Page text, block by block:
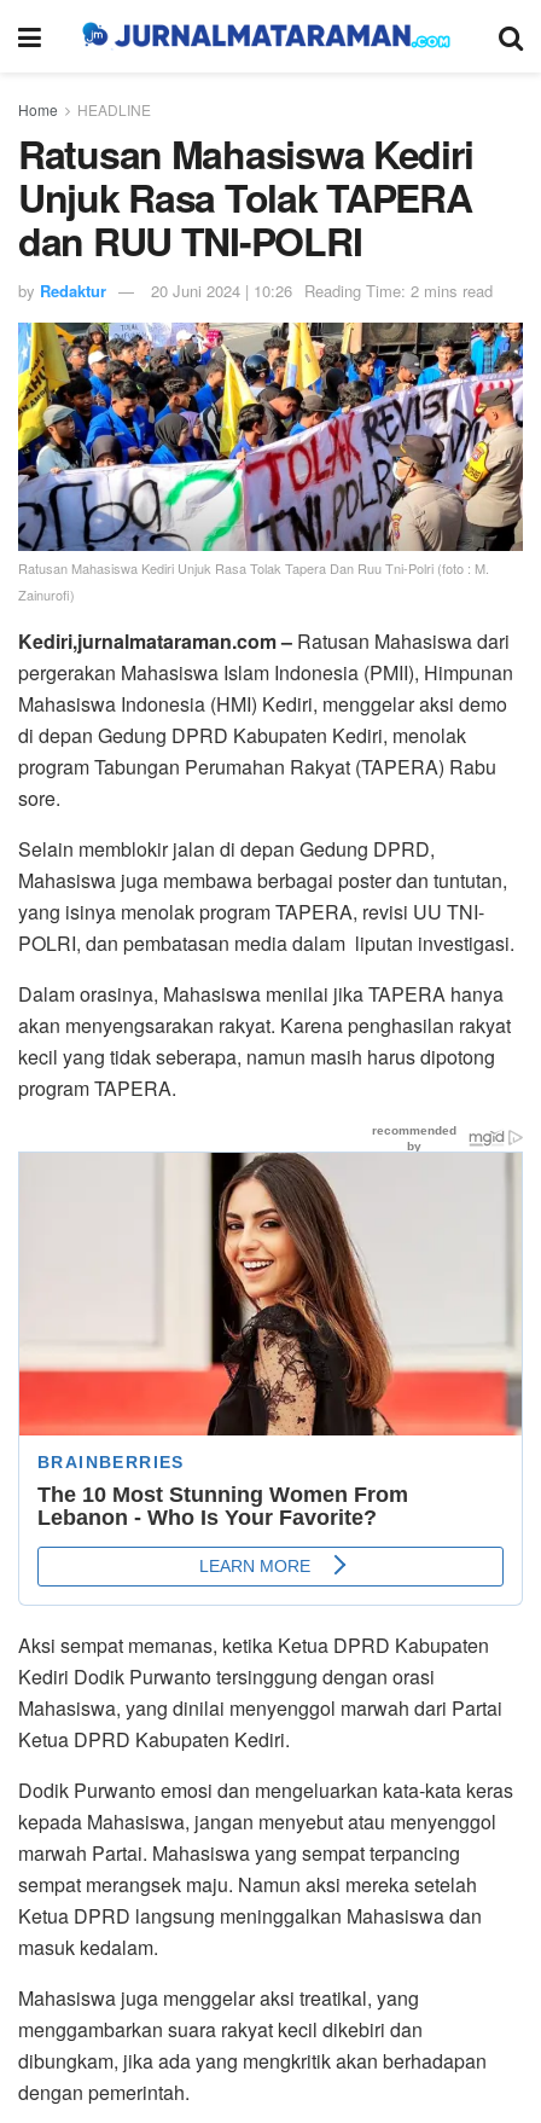
Home HEADLINE
Ratusan Mahasiswa Kediri
Unjuk Rasa Tolak TAPERA
dan RUU TNI-POLRI
by Redaktur 20 Juni 2024 | 10:26 Reading Time: 2 mins read
Ratusan Mahasiswa Kediri Unjuk Rasa Tolak Tapera Dan Ruu Tni-Polri (foto : M.
Zainurofi)
Kediri,jurnalmataraman.com – Ratusan Mahasiswa dari
pergerakan Mahasiswa Islam Indonesia (PMII), Himpunan
Mahasiswa Indonesia (HMI) Kediri, menggelar aksi demo
di depan Gedung DPRD Kabupaten Kediri, menolak
program Tabungan Perumahan Rakyat (TAPERA) Rabu
sore.
Selain memblokir jalan di depan Gedung DPRD,
Mahasiswa juga membawa berbagai poster dan tuntutan,
yang isinya menolak program TAPERA, revisi UU TNI-
POLRI, dan pembatasan media dalam liputan investigasi.
Dalam orasinya, Mahasiswa menilai jika TAPERA hanya
akan menyengsarakan rakyat. Karena penghasilan rakyat
kecil yang tidak seberapa, namun masih harus dipotong
program TAPERA.
Aksi sempat memanas, ketika Ketua DPRD Kabupaten
Kediri Dodik Purwanto tersinggung dengan orasi
Mahasiswa, yang dinilai menyenggol marwah dari Partai
Ketua DPRD Kabupaten Kediri.
Dodik Purwanto emosi dan mengeluarkan kata-kata keras
kepada Mahasiswa, jangan menyebut atau menyenggol
marwah Partai. Mahasiswa yang sempat terpancing
sempat merangsek maju. Namun aksi mereka setelah
Ketua DPRD langsung meninggalkan Mahasiswa dan
masuk kedalam.
Mahasiswa juga menggelar aksi treatikal, yang
menggambarkan suara rakyat kecil dikebiri dan
dibungkam, jika ada yang mengkritik akan berhadapan
dengan pemerintah.